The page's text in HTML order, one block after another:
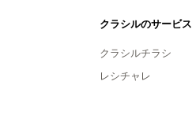
クラシルのサービス
クラシルチラシ
レシチャレ